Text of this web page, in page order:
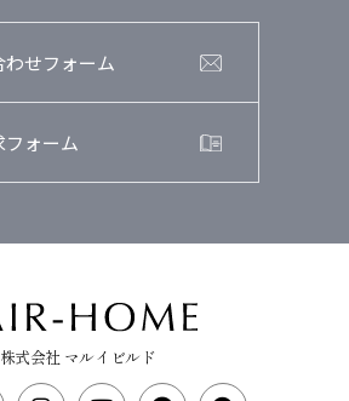
わせフォーム
フォーム
株式会社 マルイビルド